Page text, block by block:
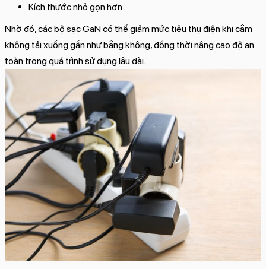
Kích thước nhỏ gọn hơn
Nhờ đó, các bộ sạc GaN có thể giảm mức tiêu thụ điện khi cắm
không tải xuống gần như bằng không, đồng thời nâng cao độ an
toàn trong quá trình sử dụng lâu dài.